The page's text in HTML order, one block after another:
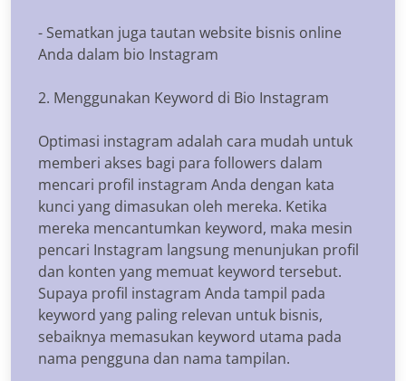
- Sematkan juga tautan website bisnis online
Anda dalam bio Instagram
2. Menggunakan Keyword di Bio Instagram
Optimasi instagram adalah cara mudah untuk
memberi akses bagi para followers dalam
mencari profil instagram Anda dengan kata
kunci yang dimasukan oleh mereka. Ketika
mereka mencantumkan keyword, maka mesin
pencari Instagram langsung menunjukan profil
dan konten yang memuat keyword tersebut.
Supaya profil instagram Anda tampil pada
keyword yang paling relevan untuk bisnis,
sebaiknya memasukan keyword utama pada
nama pengguna dan nama tampilan.